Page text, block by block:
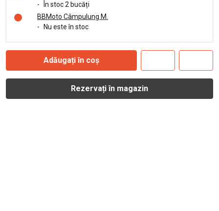
-
În stoc 2 bucăți
BBMoto Câmpulung M.
-
Nu este în stoc
Adăugați în coș
Rezervați în magazin